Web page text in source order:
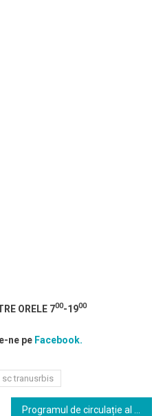
ORELE 700-1900
ne pe Facebook.
sc tranusrbis